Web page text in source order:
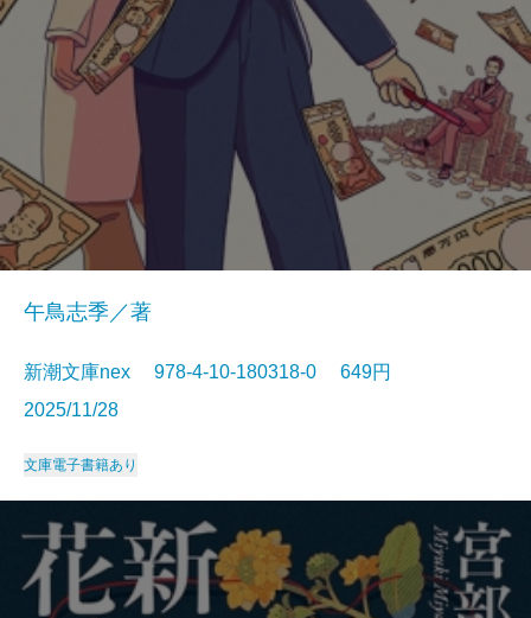
午鳥志季／著
新潮文庫nex 978-4-10-180318-0 649円
2025/11/28
文庫電子書籍あり